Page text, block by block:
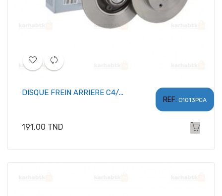
REF: C1013PCA
DISQUE FREIN ARRIERE C4/...
Prix
191,00 TND